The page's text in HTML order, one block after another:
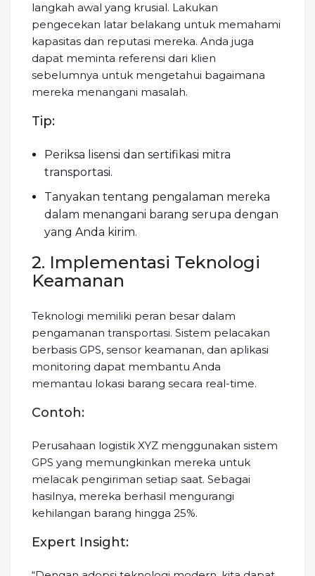
langkah awal yang krusial. Lakukan
pengecekan latar belakang untuk memahami
kapasitas dan reputasi mereka. Anda juga
dapat meminta referensi dari klien
sebelumnya untuk mengetahui bagaimana
mereka menangani masalah.
Tip:
Periksa lisensi dan sertifikasi mitra
transportasi.
Tanyakan tentang pengalaman mereka
dalam menangani barang serupa dengan
yang Anda kirim.
2. Implementasi Teknologi
Keamanan
Teknologi memiliki peran besar dalam
pengamanan transportasi. Sistem pelacakan
berbasis GPS, sensor keamanan, dan aplikasi
monitoring dapat membantu Anda
memantau lokasi barang secara real-time.
Contoh:
Perusahaan logistik XYZ menggunakan sistem
GPS yang memungkinkan mereka untuk
melacak pengiriman setiap saat. Sebagai
hasilnya, mereka berhasil mengurangi
kehilangan barang hingga 25%.
Expert Insight: